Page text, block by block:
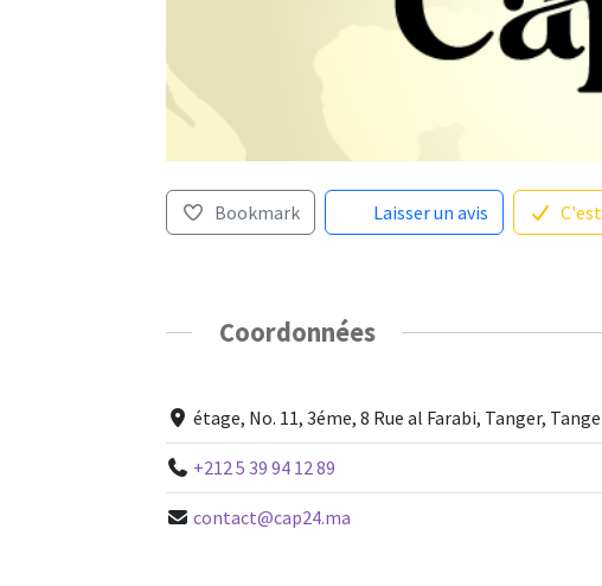
Bookmark Laisser un avis
Coordonnées
étage, No. 11, 3éme, 8 Rue al Farabi, Tanger,
+212 5 39 94 12 89
contact@cap24.ma